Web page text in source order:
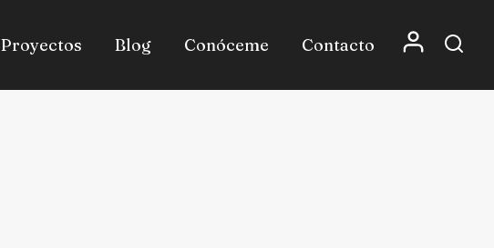
Proyectos Blog Conóceme Contacto